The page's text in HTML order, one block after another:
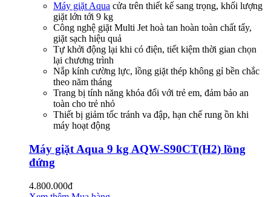
Máy giặt Aqua cửa trên thiết kế sang trọng, khối lượng
giặt lớn tới 9 kg
Công nghệ giặt Multi Jet hoà tan hoàn toàn chất tẩy,
giặt sạch hiệu quả
Tự khởi động lại khi có điện, tiết kiệm thời gian chọn
lại chương trình
Nắp kính cường lực, lồng giặt thép không gỉ bền chắc
theo năm tháng
Trang bị tính năng khóa đối với trẻ em, đảm bảo an
toàn cho trẻ nhỏ
Thiết bị giảm tốc tránh va đập, hạn chế rung ồn khi
máy hoạt động
Máy giặt Aqua 9 kg AQW-S90CT(H2) lồng
đứng
4.800.000đ